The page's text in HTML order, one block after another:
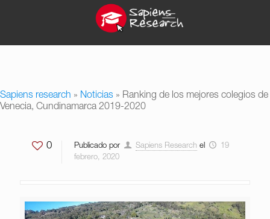
Sapiens research » Noticias » Ranking de los mejores colegios de
Venecia, Cundinamarca 2019-2020
0 Publicado por Sapiens Research el
19
febrero, 2020